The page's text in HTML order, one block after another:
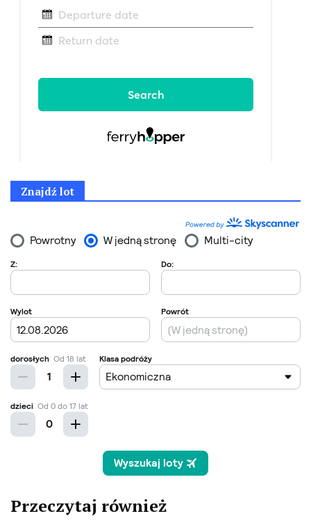
Znajdź lot
Przeczytaj również